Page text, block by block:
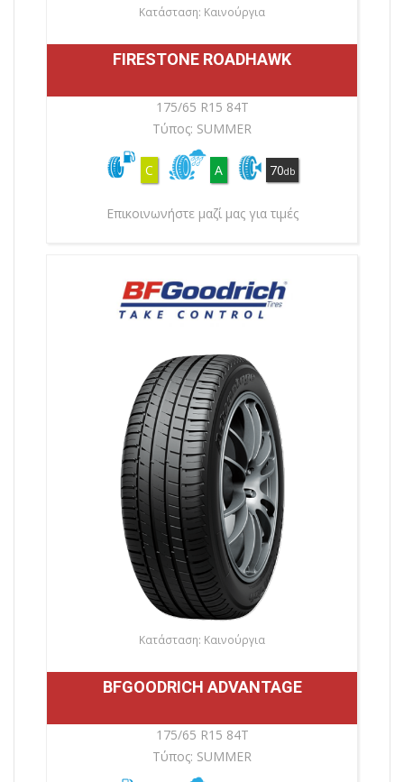
Κατάσταση: Καινούργια
FIRESTONE ROADHAWK
175/65 R15 84T
Τύπος: SUMMER
C A 70db
Επικοινωνήστε μαζί μας για τιμές
Κατάσταση: Καινούργια
BFGOODRICH ADVANTAGE
175/65 R15 84T
Τύπος: SUMMER